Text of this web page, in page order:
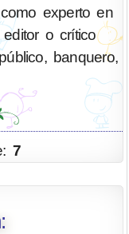
experto en
editor o crítico
banquero,
7